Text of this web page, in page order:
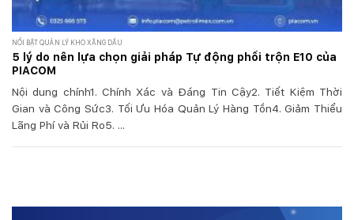
NỔI BẬT QUẢN LÝ KHO XĂNG DẦU
5 lý do nên lựa chọn giải pháp Tự động phối trộn E10 của
PIACOM
Nội dung chính1. Chính Xác và Đáng Tin Cậy2. Tiết Kiệm Thời
Gian và Công Sức3. Tối Ưu Hóa Quản Lý Hàng Tồn4. Giảm Thiểu
Lãng Phí và Rủi Ro5. ...